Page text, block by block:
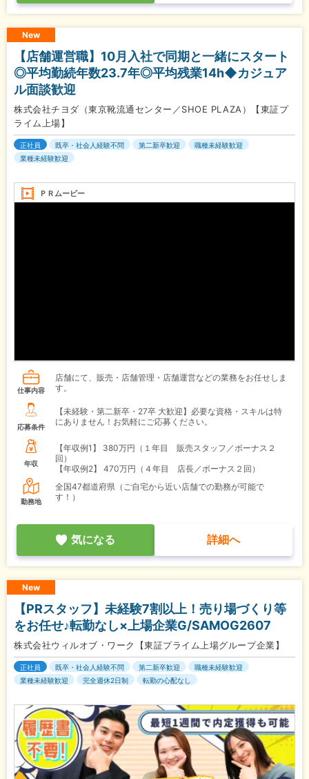
New
【店舗運営職】10月入社で同期と一緒にスタート
◎平均勤続年数23.7年◎平均残業14h◆カジュア
ル面談歓迎
株式会社チヨダ（東京靴流通センター／SHOE PLAZA）【東証プ
ライム上場】
正社員 既卒・社会人経験不問 第二新卒歓迎
職種未経験歓迎
業種未経験歓迎
ＰＲムービー
仕事内容
店舗にて、販売・店舗管理・店舗運営などの業務をお任せしま
す。
応募条件
【未経験・第二新卒・27卒 大歓迎】必要な資格・スキルは特
にありません！お気軽にご応募ください。
年収
【年収例1】
380万円（１年目 販売スタッフ／ボーナス２
回）
【年収例2】
470万円（４年目 店長／ボーナス２回）
勤務地
全国47都道府県（ご自宅から近い店舗での勤務が可能で
す！）
気になる 詳細へ
New
【PRスタッフ】未経験7割以上！売り場づくり等
をお任せ♪転勤なし×上場企業G/SAMOG2607
株式会社ウィルオブ・ワーク【東証プライム上場グループ企業】
正社員 既卒・社会人経験不問 第二新卒歓迎
職種未経験歓迎
業種未経験歓迎
完全週休2日制 転勤の心配なし